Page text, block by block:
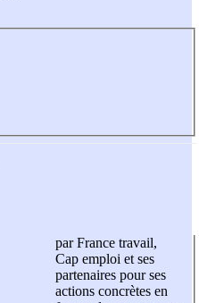
par France travail,
Cap emploi et ses
partenaires pour ses
actions concrètes en